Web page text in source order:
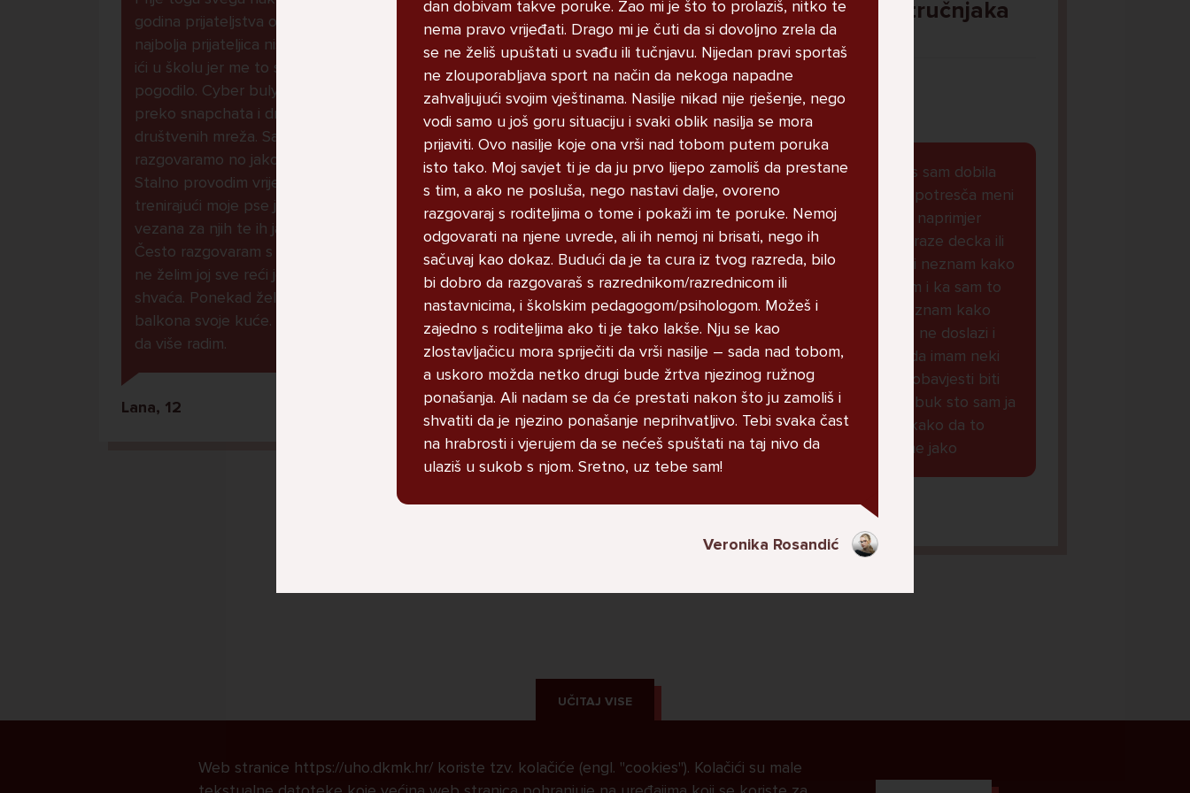
godina prijateljstva ostavila me
najbolja prijateljica nisam htjela
ići u školu jer me to sve jako
pogodilo. Cyber bulyala me
preko snapchata i drugih drugih
društvenih mreža. Sad opet
razgovaramo no jako teško.
Stalno provodim vrijeme učeći ili
trenirajući moje pse jako sam
vezana za njih te ih jako volim
Često razgovaram s mamom no
ne želim joj sve reći jer me ne
shvaća. Ponekad želim skočiti sa
balkona svoje kuće. Neznam što
da više radim.
Lana, 12
STRUCNJAK
Imam dosta velike probleme i ne
znam kako se nosit s time u
pitanju je moj razred i grupa na
messengeru moj razred je pun
narkomana koji puse marihuanu i
kad ih u grupi nesto pitam
vezano za skolu zeznu me i
izbacuju me i vrate nakon nekog
perioda lako receno crna ovca
sam samo zato sto sam drugaciji
od njih imam drugaciji stil
oblacenja protiv nasilja sam ne
psujem i ne drogiram se kao oni.
Pitaj Stručnjaka
Dobar dan, danas sam dobila
obavjest koja ke potresča meni
je svasta dolazilo naprimjer
oglasi cura koje traze decka ili
koje zele se je**ti neznam kako
da drukcije kazem i ka sam to
stalno micala i neznam kako
naoraviti da mi to ne doslazi i
sada mi je doslo da imam neki
virus i da ce ove obavjesti biti
obavljene na fejzbuk sto sam ja
vidjela i neznam kako da to
blokiram, strah me jako
UČITAJ VISE
dan dobivam takve poruke. Žao mi je što to prolaziš, nitko te
nema pravo vrijeđati. Drago mi je čuti da si dovoljno zrela da
se ne želiš upuštati u svađu ili tučnjavu. Nijedan pravi sportaš
ne zlouporabljava sport na način da nekoga napadne
zahvaljujući svojim vještinama. Nasilje nikad nije rješenje, nego
vodi samo u još goru situaciju i svaki oblik nasilja se mora
prijaviti. Ovo nasilje koje ona vrši nad tobom putem poruka
isto tako. Moj savjet ti je da ju prvo lijepo zamoliš da prestane
s tim, a ako ne posluša, nego nastavi dalje, ovoreno
razgovaraj s roditeljima o tome i pokaži im te poruke. Nemoj
odgovarati na njene uvrede, ali ih nemoj ni brisati, nego ih
sačuvaj kao dokaz. Budući da je ta cura iz tvog razreda, bilo
bi dobro da razgovaraš s razrednikom/razrednicom ili
nastavnicima, i školskim pedagogom/psihologom. Možeš i
zajedno s roditeljima ako ti je tako lakše. Nju se kao
zlostavljačicu mora spriječiti da vrši nasilje – sada nad tobom,
a uskoro možda netko drugi bude žrtva njezinog ružnog
ponašanja. Ali nadam se da će prestati nakon što ju zamoliš i
shvatiti da je njezino ponašanje neprihvatljivo. Tebi svaka čast
na hrabrosti i vjerujem da se nećeš spuštati na taj nivo da
ulaziš u sukob s njom. Sretno, uz tebe sam!
Veronika Rosandić
Web stranice https://uho.dkmk.hr/ koriste tzv. kolačiće (engl. "cookies"). Kolačići su male